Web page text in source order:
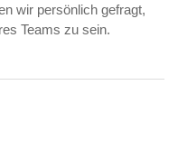
wir persönlich gefragt,
Teams zu sein.